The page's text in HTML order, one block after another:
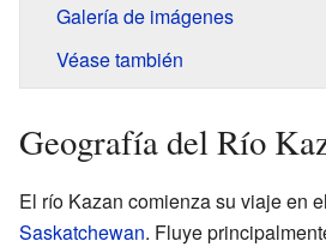
Galería de imágenes
Véase también
Geografía del Río
El río Kazan comienza su viaje en
Saskatchewan. Fluye